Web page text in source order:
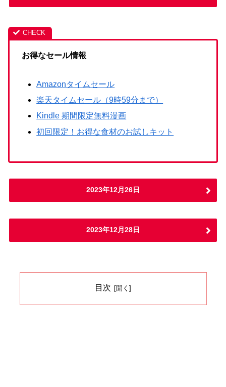
お得なセール情報
Amazonタイムセール
楽天タイムセール（9時59分まで）
Kindle 期間限定無料漫画
初回限定！お得な食材のお試しキット
2023年12月26日
2023年12月28日
目次